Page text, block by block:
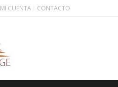
MI CUENTA CONTACTO